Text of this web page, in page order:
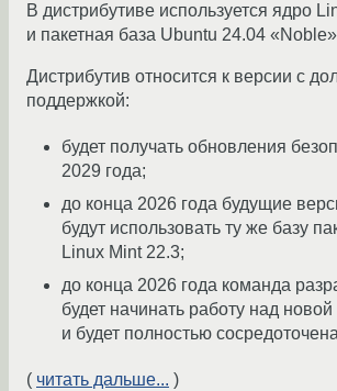
В дистрибутиве используется ядро
и пакетная база Ubuntu 24.04
Дистрибутив относится к версии с
поддержкой:
будет получать обновления
2029 года;
до конца 2026 года будущие
будут использовать ту же базу
Linux Mint 22.3;
до конца 2026 года команда
будет начинать работу над новой
и будет полностью
( читать дальше... )